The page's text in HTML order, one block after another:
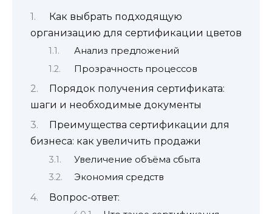
Как выбрать подходящую
организацию для сертификации цветов
Анализ предложений
Прозрачность процессов
Порядок получения сертификата:
шаги и необходимые документы
Преимущества сертификации для
бизнеса: как увеличить продажи
Увеличение объёма сбыта
Экономия средств
Вопрос-ответ: